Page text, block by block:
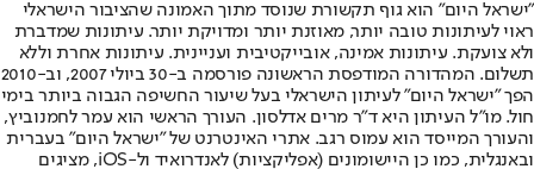
"ישראל היום" הוא גוף תקשורת שנוסד מתוך האמונה שהציבור הישראלי
ראוי לעיתונות טובה יותר, מאוזנת יותר ומדויקת יותר. עיתונות שמדברת
ולא צועקת. עיתונות אמינה, אובייקטיבית ועניינית. עיתונות אחרת וללא
תשלום. המהדורה המודפסת הראשונה פורסמה ב-30 ביולי 2007, וב-2010
הפך "ישראל היום" לעיתון הישראלי בעל שיעור החשיפה הגבוה ביותר בימי
חול. מו"ל העיתון היא ד"ר מרים אדלסון. העורך הראשי הוא עמר לחמנוביץ,
והעורך המייסד הוא עמוס רגב. אתרי האינטרנט של "ישראל היום" בעברית
ובאנגלית, כמו כן היישומונים (אפליקציות) לאנדרואיד ול-iOS, מציגים